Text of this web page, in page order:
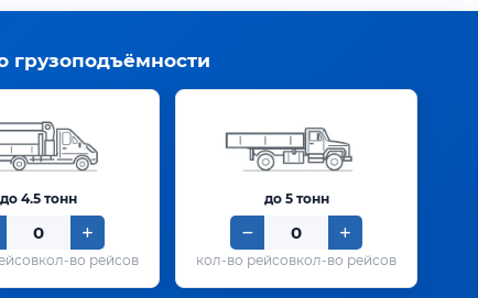
грузоподъёмности
до 4.5 тонн
кол-во рейсов
до 5 тонн
кол-во рейсов